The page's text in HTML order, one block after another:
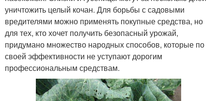
уничтожить целый кочан. Для борьбы с садовыми
вредителями можно применять покупные средства, но
для тех, кто хочет получить безопасный урожай,
придумано множество народных способов, которые по
своей эффективности не уступают дорогим
профессиональным средствам.